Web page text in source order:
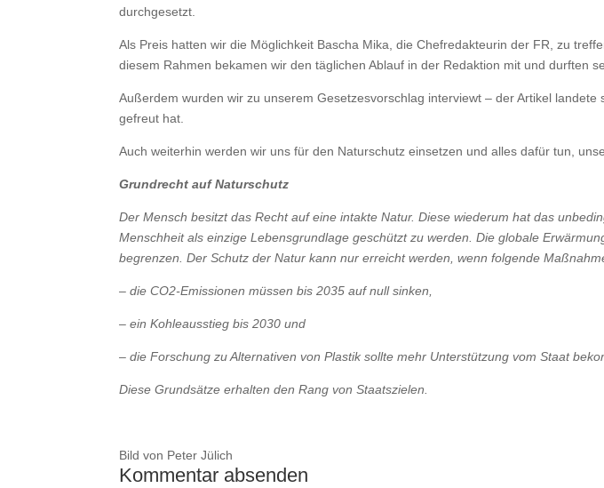
durchgesetzt.
Als Preis hatten wir die Möglichkeit Bascha Mika, die Chefredakteurin der FR, zu
diesem Rahmen bekamen wir den täglichen Ablauf in der Redaktion mit und durften
Außerdem wurden wir zu unserem Gesetzesvorschlag interviewt – der Artikel landete
gefreut hat.
Auch weiterhin werden wir uns für den Naturschutz einsetzen und alles dafür tun,
Grundrecht auf Naturschutz
Der Mensch besitzt das Recht auf eine intakte Natur. Diese wiederum hat das
Menschheit als einzige Lebensgrundlage geschützt zu werden. Die globale
begrenzen. Der Schutz der Natur kann nur erreicht werden, wenn folgende
– die CO2-Emissionen müssen bis 2035 auf null sinken,
– ein Kohleausstieg bis 2030 und
– die Forschung zu Alternativen von Plastik sollte mehr Unterstützung vom Staat
Diese Grundsätze erhalten den Rang von Staatszielen.
Bild von Peter Jülich
Kommentar absenden